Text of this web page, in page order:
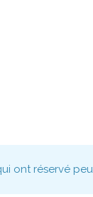
ont réservé